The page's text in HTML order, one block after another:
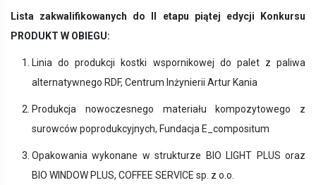
Lista zakwalifikowanych do II etapu piątej edycji Konkursu
PRODUKT W OBIEGU:
Linia do produkcji kostki wspornikowej do palet z paliwa
alternatywnego RDF, Centrum Inżynierii Artur Kania
Produkcja nowoczesnego materiału kompozytowego z
surowców poprodukcyjnych, Fundacja E_compositum
Opakowania wykonane w strukturze BIO LIGHT PLUS oraz
BIO WINDOW PLUS, COFFEE SERVICE sp. z o.o.